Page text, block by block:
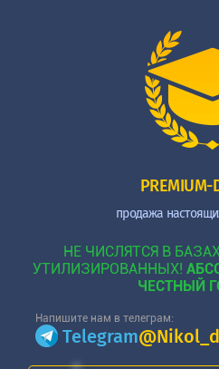
PREMIUM-
продажа
НЕ ЧИСЛЯТСЯ В
УТИЛИЗИРОВАННЫХ!
ЧЕСТНЫЙ
Напишите нам в телеграм:
Telegram